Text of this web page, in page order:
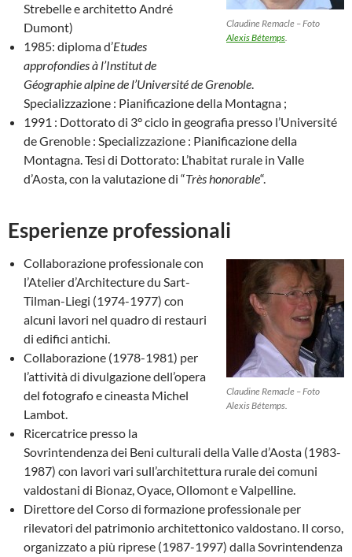
Claudine Remacle – Foto
Alexis Bétemps.
Strebelle e architetto André
Dumont)
1985: diploma d’Etudes
approfondies à l’Institut de
Géographie alpine de l’Université de Grenoble.
Specializzazione : Pianificazione della Montagna ;
1991 : Dottorato di 3° ciclo in geografia presso l’Université
de Grenoble : Specializzazione : Pianificazione della
Montagna. Tesi di Dottorato: L’habitat rurale in Valle
d’Aosta, con la valutazione di “Très honorable“.
Esperienze professionali
Claudine Remacle – Foto
Alexis Bétemps.
Collaborazione professionale con
l’Atelier d’Architecture du Sart-
Tilman-Liegi (1974-1977) con
alcuni lavori nel quadro di restauri
di edifici antichi.
Collaborazione (1978-1981) per
l’attività di divulgazione dell’opera
del fotografo e cineasta Michel
Lambot.
Ricercatrice presso la
Sovrintendenza dei Beni culturali della Valle d’Aosta (1983-
1987) con lavori vari sull’architettura rurale dei comuni
valdostani di Bionaz, Oyace, Ollomont e Valpelline.
Direttore del Corso di formazione professionale per
rilevatori del patrimonio architettonico valdostano. Il corso,
organizzato a più riprese (1987-1997) dalla Sovrintendenza